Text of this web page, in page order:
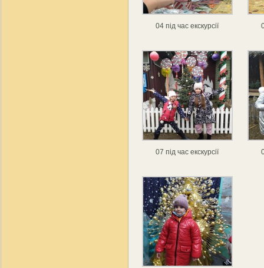
04 під час екскурсії
07 під час екскурсії